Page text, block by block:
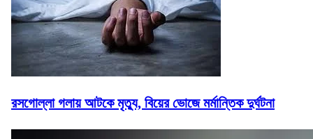
রসগোল্লা গলায় আটকে মৃত্যু, বিয়ের ভোজে মর্মান্তিক দুর্ঘটনা